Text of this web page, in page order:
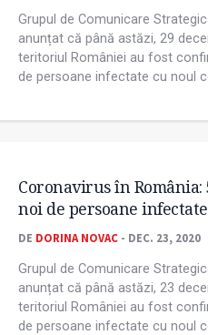
Grupul de Comunicare
anunțat că până astăzi, 29
teritoriul României au fost
de persoane infectate cu noul
Coronavirus în România:
noi de persoane infectate
DE DORINA NOVAC - DEC. 23, 2020
Grupul de Comunicare
anunțat că până astăzi, 23
teritoriul României au fost
de persoane infectate cu noul